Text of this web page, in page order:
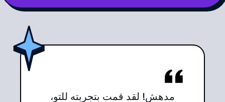
مدهش! لقد قمت بتجربته للتو،